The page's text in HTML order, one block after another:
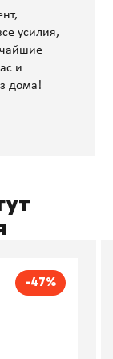
усилия,
и
дома!
-47%